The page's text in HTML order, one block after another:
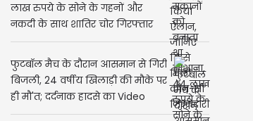
लाख रुपये के सोने के गहनों और
नकदी के साथ शातिर चोर गिरफ्तार
फुटबॉल मैच के दौरान आसमान से गिरी
बिजली, 24 वर्षीय खिलाड़ी की मौके पर
ही मौ'त; दर्दनाक हादसे का Video
वायरल